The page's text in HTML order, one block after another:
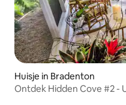
Huisje in Bradenton
Ontdek Hidden Cove #2 -